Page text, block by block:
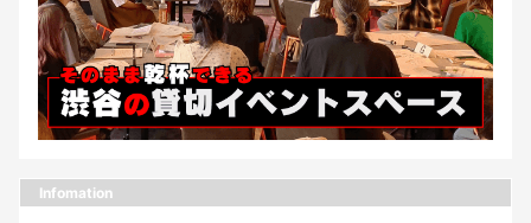
Infomation